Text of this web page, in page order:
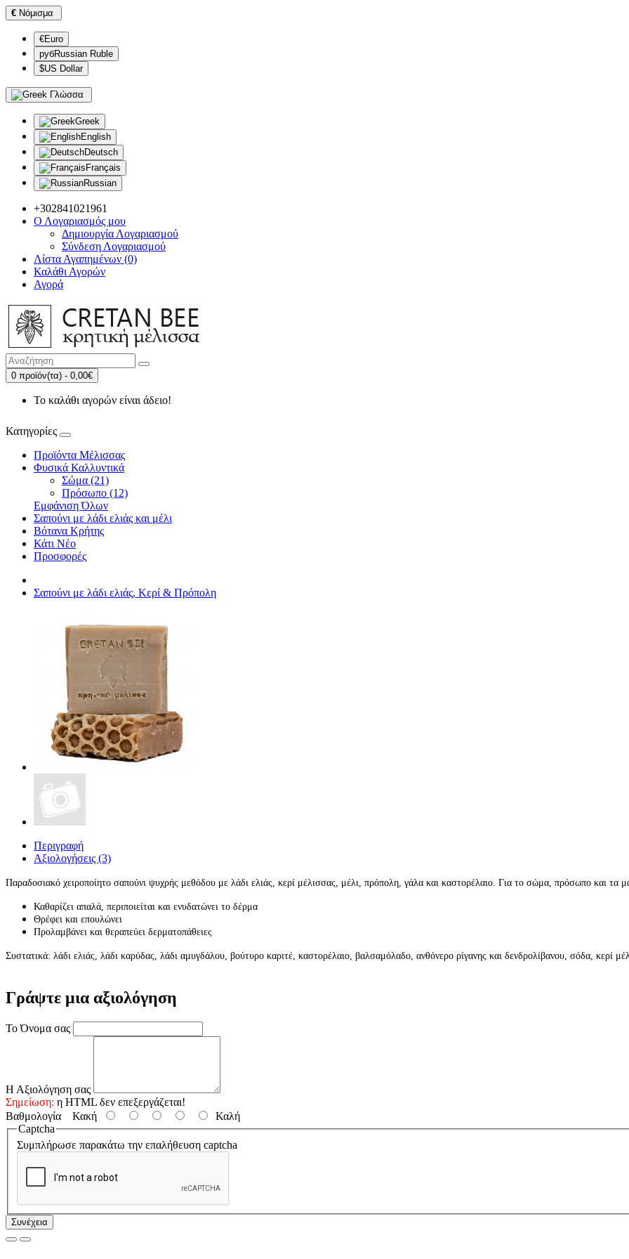
€ Νόμισμα
€Euro
рубRussian Ruble
$US Dollar
Γλώσσα
Greek
English
Deutsch
Français
Russian
+302841021961
Ο Λογαριασμός μου
Δημιουργία Λογαριασμού
Σύνδεση Λογαριασμού
Λίστα Αγαπημένων (0)
Καλάθι Αγορών
Αγορά
0 προϊόν(τα) - 0,00€
Το καλάθι αγορών είναι άδειο!
Κατηγορίες
Προϊόντα Μέλισσας
Φυσικά Καλλυντικά
Σώμα (21)
Πρόσωπο (12)
Εμφάνιση Όλων
Σαπούνι με λάδι ελιάς και μέλι
Βότανα Κρήτης
Κάτι Νέο
Προσφορές
Σαπούνι με λάδι ελιάς, Kερί & Πρόπολη
Περιγραφή
Αξιολογήσεις (3)
Παραδοσιακό χειροποίητο σαπούνι ψυχρής μεθόδου με λάδι ελιάς, κερί μέλισσας, μέλι, πρόπολη, γάλα και καστορέλαιο. Για το σώμα, πρόσωπο και τα
Καθαρίζει απαλά, περιποιείται και ενυδατώνει το δέρμα
Θρέφει και επουλώνει
Προλαμβάνει και θεραπεύει δερματοπάθειες
Συστατικά: λάδι ελιάς, λάδι καρύδας, λάδι αμυγδάλου, βούτυρο καριτέ, καστορέλαιο, βαλσαμόλαδο, ανθόνερο ρίγανης και δενδρολίβανου, σόδα, κερί
Γράψτε μια αξιολόγηση
Το Όνομα σας
Η Αξιολόγηση σας
Σημείωση: η HTML δεν επεξεργάζεται!
Βαθμολογία Κακή
Καλή
Captcha
Συμπλήρωσε παρακάτω την επαλήθευση captcha
Συνέχεια